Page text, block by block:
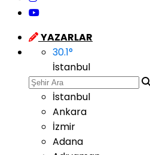
YAZARLAR
30.1°
İstanbul
İstanbul
Ankara
İzmir
Adana